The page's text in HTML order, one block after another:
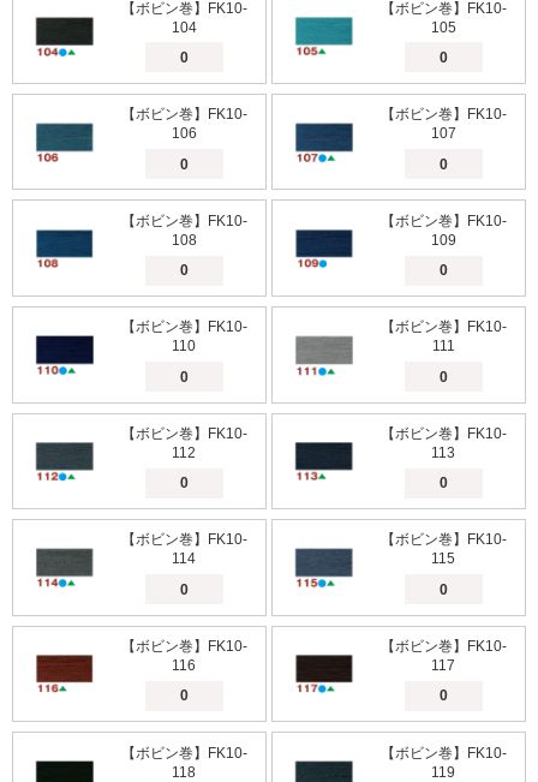
【ボビン巻】FK10-
104
【ボビン巻】FK10-
105
【ボビン巻】FK10-
106
【ボビン巻】FK10-
107
【ボビン巻】FK10-
108
【ボビン巻】FK10-
109
【ボビン巻】FK10-
110
【ボビン巻】FK10-
111
【ボビン巻】FK10-
112
【ボビン巻】FK10-
113
【ボビン巻】FK10-
114
【ボビン巻】FK10-
115
【ボビン巻】FK10-
116
【ボビン巻】FK10-
117
【ボビン巻】FK10-
118
【ボビン巻】FK10-
119